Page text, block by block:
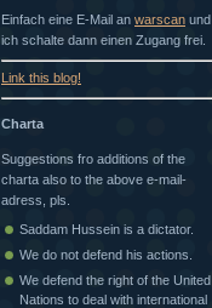
Einfach eine E-Mail an warscan und
ich schalte dann einen Zugang frei.
Link this blog!
Charta
Suggestions fro additions of the
charta also to the above e-mail-
adress, pls.
Saddam Hussein is a dictator.
We do not defend his actions.
We defend the right of the United
Nations to deal with international